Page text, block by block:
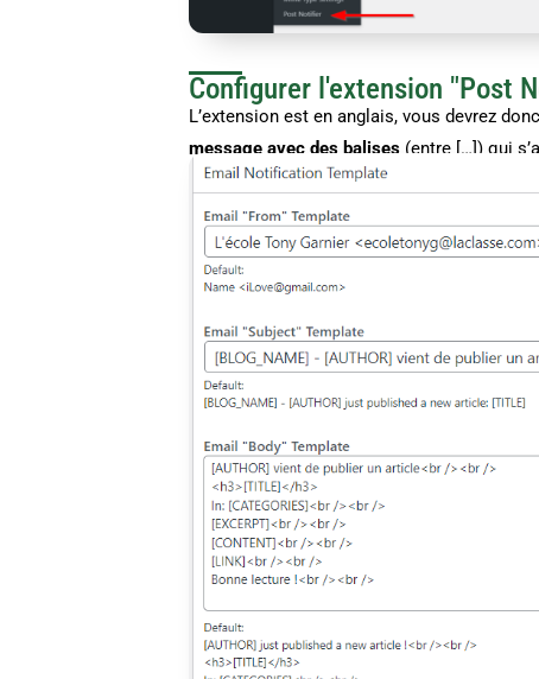
Configurer l'extension "Post
L’extension est en anglais, vous devrez
message avec des balises (entre […]) qui